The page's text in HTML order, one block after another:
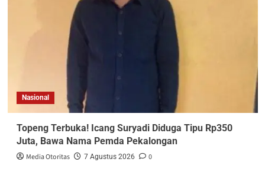
Nasional
Topeng Terbuka! Icang Suryadi Diduga Tipu Rp350
Juta, Bawa Nama Pemda Pekalongan
Media Otoritas 7 Agustus 2026 0